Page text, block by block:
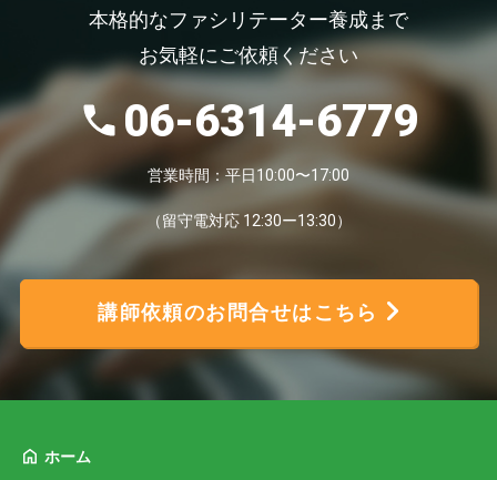
本格的なファシリテーター養成まで
お気軽にご依頼ください
06-6314-6779
営業時間：平日10:00〜17:00
（留守電対応 12:30ー13:30）
講師依頼のお問合せはこちら
ホーム